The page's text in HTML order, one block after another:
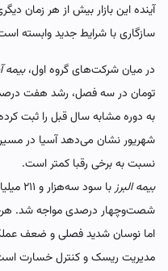
آینده این بازار بیش از هر زمان
سازگاری با شرایط جدید وابسته
در میان شرکت‌های گروه اول،بیمه
تومان در سه فصل، رشد هفت
به دوره مشابه سال قبل را ثبت
شهریور نشان می‌دهد آسیا در
نسبت به برخی رقبا کمتر است.
بیمه البرز
با
شصت‌وچهار درصدی مواجه شد.
اما نوسان شدید فصلی و ضعف
مدیریت ریسک و کنترل خسارت